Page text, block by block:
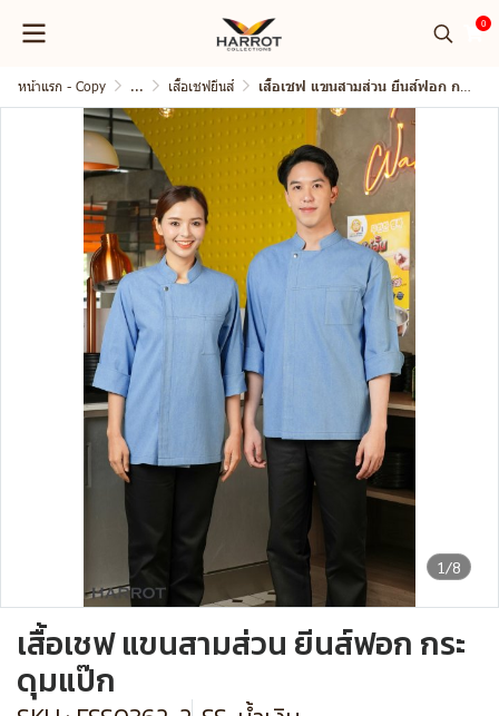
0
หน้าแรก - Copy ... เสื้อเชฟยีนส์ เสื้อเชฟ แขนสามส่วน ยีนส์ฟอก กระดุมแป๊ก
1/8
เสื้อเชฟ แขนสามส่วน ยีนส์ฟอก กระ
ดุมแป๊ก